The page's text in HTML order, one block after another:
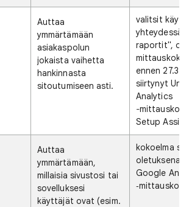
Auttaa
ymmärtämään
asiakaspolun
jokaista vaihetta
hankinnasta
sitoutumiseen asti.
valitsit
yhteydessä
raportit",
ennen
siirtynyt
Analytics
Setup
Auttaa
ymmärtämään,
millaisia sivustosi tai
sovelluksesi
käyttäjät ovat (esim.
kokoelma
oletuksena
Google